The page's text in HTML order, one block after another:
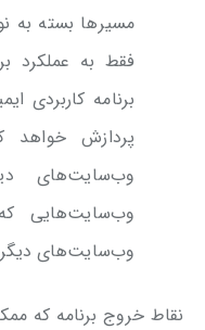
مسیر‌ها بسته به
فقط به عملکرد
برنامه کاربردی
پردازش خواهد
وب‌سایت‌های
وب‌سایت‌هایی
وب‌سایت‌های دیگر